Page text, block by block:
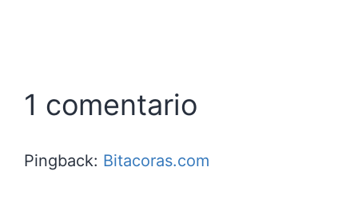
1 comentario
Pingback: Bitacoras.com